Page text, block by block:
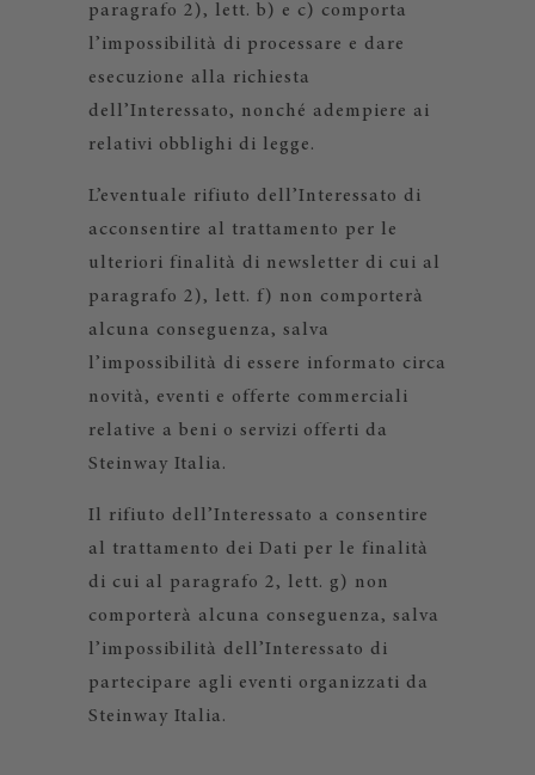
paragrafo 2), lett. b) e c) comporta
l’impossibilità di processare e dare
esecuzione alla richiesta
dell’Interessato, nonché adempiere ai
relativi obblighi di legge.
L’eventuale rifiuto dell’Interessato di
acconsentire al trattamento per le
ulteriori finalità di newsletter di cui al
paragrafo 2), lett. f) non comporterà
alcuna conseguenza, salva
l’impossibilità di essere informato circa
novità, eventi e offerte commerciali
relative a beni o servizi offerti da
Steinway Italia.
Il rifiuto dell’Interessato a consentire
al trattamento dei Dati per le finalità
di cui al paragrafo 2, lett. g) non
comporterà alcuna conseguenza, salva
l’impossibilità dell’Interessato di
partecipare agli eventi organizzati da
Steinway Italia.